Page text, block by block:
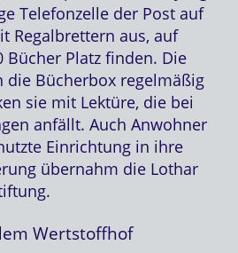
Telefonzelle der Post auf
Regalbrettern aus, auf
Bücher Platz finden. Die
die Bücherbox regelmäßig
sie mit Lektüre, die bei
anfällt. Auch Anwohner
Einrichtung in ihre
übernahm die Lothar
Wertstoffhof